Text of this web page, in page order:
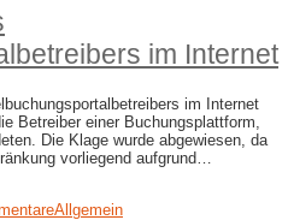
im Internet
im Internet
Betreiber einer Buchungsplattform,
Die Klage wurde abgewiesen, da
vorliegend aufgrund…
Allgemein